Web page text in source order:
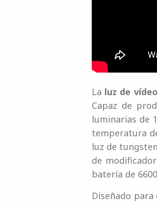
La luz de
Capaz de
luminarias de
temperatura
luz de
de
batería de
Diseñado